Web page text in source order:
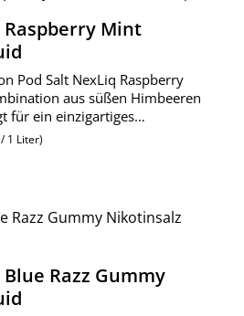
Raspberry Mint
Pod Salt NexLiq Raspberry
aus süßen Himbeeren
für ein einzigartiges
1 Liter)
Razz Gummy